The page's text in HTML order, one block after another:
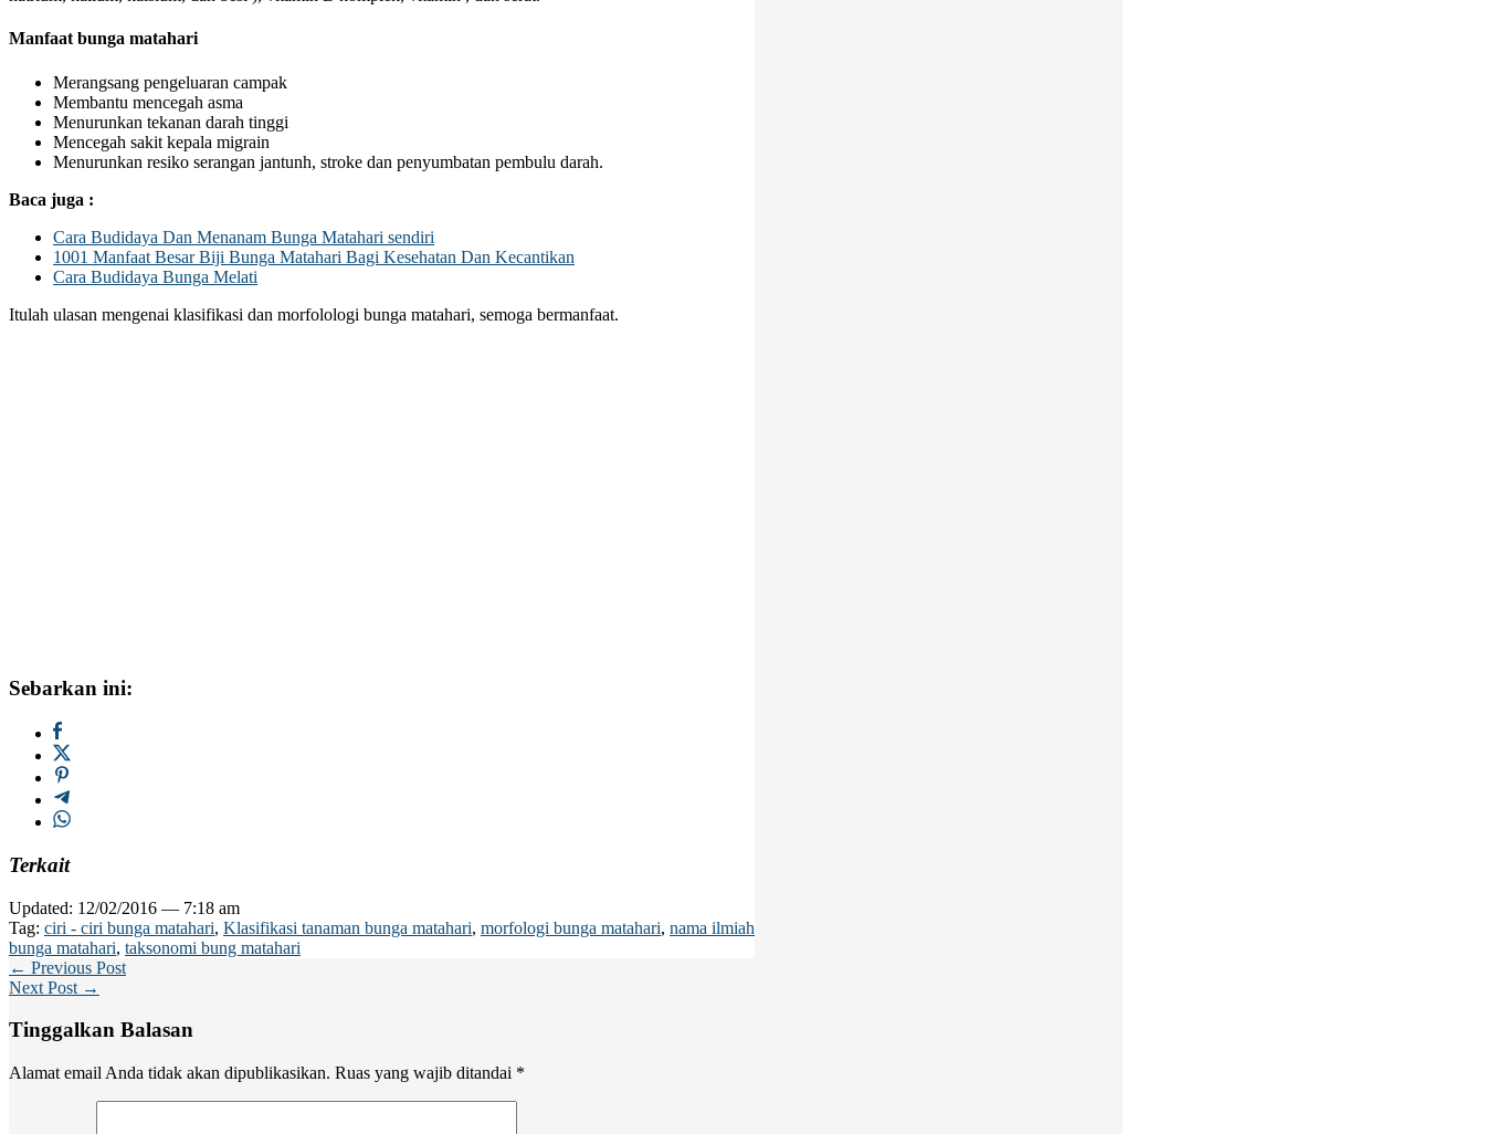
Manfaat bunga matahari
Merangsang pengeluaran campak
Membantu mencegah asma
Menurunkan tekanan darah tinggi
Mencegah sakit kepala migrain
Menurunkan resiko serangan jantunh, stroke dan penyumbatan pembulu darah.
Baca juga :
Cara Budidaya Dan Menanam Bunga Matahari sendiri
1001 Manfaat Besar Biji Bunga Matahari Bagi Kesehatan Dan Kecantikan
Cara Budidaya Bunga Melati
Itulah ulasan mengenai klasifikasi dan morfolologi bunga matahari, semoga bermanfaat.
Sebarkan ini:
Terkait
Updated: 12/02/2016 — 7:18 am
Tag: ciri - ciri bunga matahari, Klasifikasi tanaman bunga matahari, morfologi bunga matahari, nama ilmiah
bunga matahari, taksonomi bung matahari
← Previous Post
Next Post →
Tinggalkan Balasan
Alamat email Anda tidak akan dipublikasikan. Ruas yang wajib ditandai *